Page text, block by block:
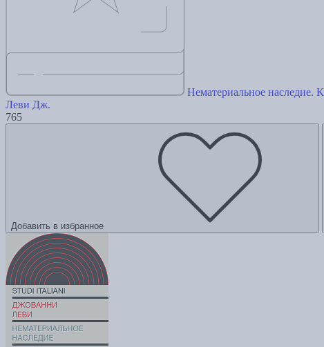
Нематериальное наследие.
Леви Дж.
765
Добавить в избранное